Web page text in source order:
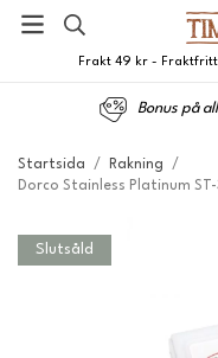
Frakt 49 kr -
Bonus på
Startsida / Rakning
/
Dorco Stainless Platinum
Slutsåld